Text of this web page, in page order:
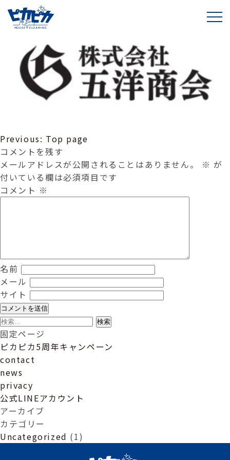
五洋商会ロゴマーク
投
稿
ナ
ビ
ゲ
Previous: Top page
コメントを残す
メールアドレスが公開されることはありません。
※ が
付いている欄は必須項目です
コメント ※
名前
メール
サイト
検
索:
固定ページ
ピカピカ5周年キャンペーン
contact
news
privacy
公式LINEアカウント
アーカイブ
カテゴリー
Uncategorized (1)